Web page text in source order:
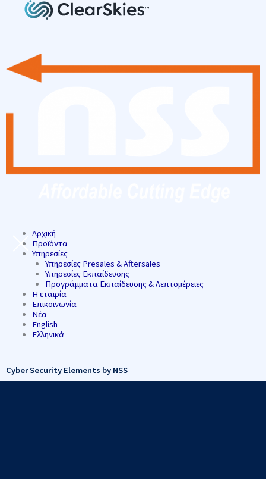
Αρχική
Προϊόντα
Υπηρεσίες
Υπηρεσίες Presales & Aftersales
Υπηρεσίες Εκπαίδευσης
Προγράμματα Εκπαίδευσης & Λεπτομέρειες
Η εταιρία
Επικοινωνία
Νέα
English
Ελληνικά
Cyber Security Elements by NSS